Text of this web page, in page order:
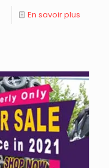
En savoir plus